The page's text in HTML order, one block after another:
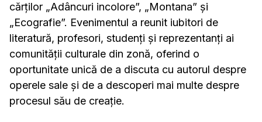
cărților „Adâncuri incolore”, „Montana” și
„Ecografie”. Evenimentul a reunit iubitori de
literatură, profesori, studenți și reprezentanți ai
comunității culturale din zonă, oferind o
oportunitate unică de a discuta cu autorul despre
operele sale și de a descoperi mai multe despre
procesul său de creație.